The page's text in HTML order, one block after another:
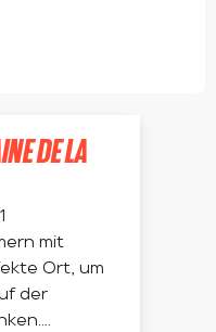
DE LA
mit
Ort, um
der